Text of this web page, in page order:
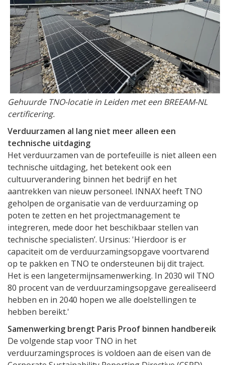
Gehuurde TNO-locatie in Leiden met een BREEAM-NL
certificering.
Verduurzamen al lang niet meer alleen een
technische uitdaging
Het verduurzamen van de portefeuille is niet alleen een
technische uitdaging, het betekent ook een
cultuurverandering binnen het bedrijf en het
aantrekken van nieuw personeel. INNAX heeft TNO
geholpen de organisatie van de verduurzaming op
poten te zetten en het projectmanagement te
integreren, mede door het beschikbaar stellen van
technische specialisten’. Ursinus: 'Hierdoor is er
capaciteit om de verduurzamingsopgave voortvarend
op te pakken en TNO te ondersteunen bij dit traject.
Het is een langetermijnsamenwerking. In 2030 wil TNO
80 procent van de verduurzamingsopgave gerealiseerd
hebben en in 2040 hopen we alle doelstellingen te
hebben bereikt.'
Samenwerking brengt Paris Proof binnen handbereik
De volgende stap voor TNO in het
verduurzamingsproces is voldoen aan de eisen van de